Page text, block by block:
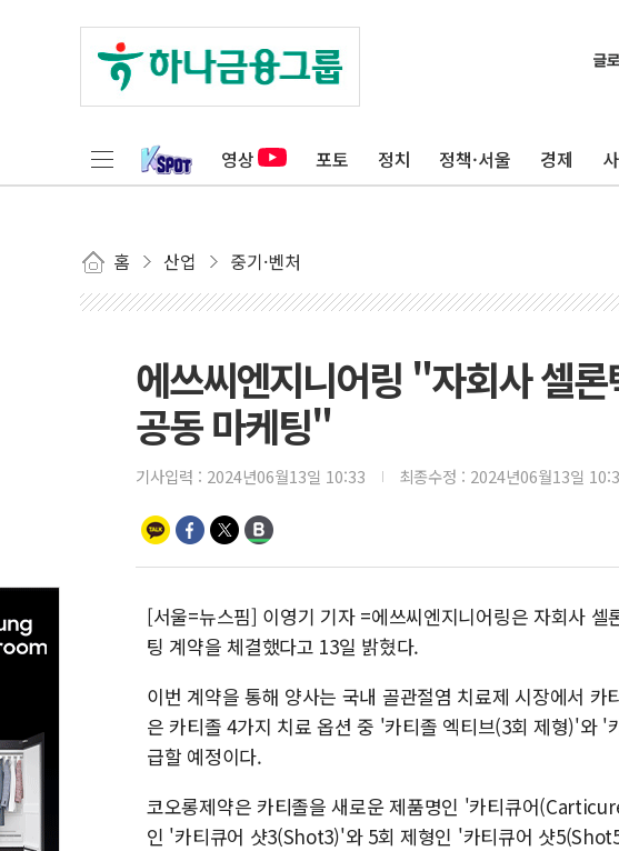
영상 포토 정치 정책·서울 경제
홈 산업 중기·벤처
에쓰씨엔지니어링 "자회사 셀
공동 마케팅"
기사입력 : 2024년06월13일 10:33 최종수정 : 2024년06월13일
[서울=뉴스핌] 이영기 기자 =에쓰씨엔지니어링은 자회사
팅 계약을 체결했다고 13일 밝혔다.
이번 계약을 통해 양사는 국내 골관절염 치료제 시장에서
은 카티졸 4가지 치료 옵션 중 '카티졸 엑티브(3회 제형)'와
급할 예정이다.
코오롱제약은 카티졸을 새로운 제품명인 '카티큐어
인 '카티큐어 샷3(Shot3)'와 5회 제형인 '카티큐어 샷